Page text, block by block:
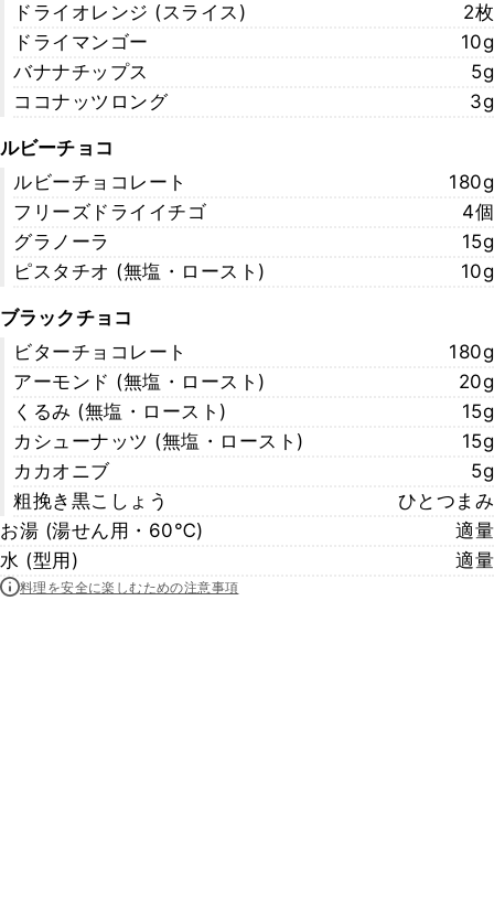
ドライオレンジ (スライス)
2枚
ドライマンゴー
10g
バナナチップス
5g
ココナッツロング
3g
ルビーチョコ
ルビーチョコレート
180g
フリーズドライイチゴ
4個
グラノーラ
15g
ピスタチオ (無塩・ロースト)
10g
ブラックチョコ
ビターチョコレート
180g
アーモンド (無塩・ロースト)
20g
くるみ (無塩・ロースト)
15g
カシューナッツ (無塩・ロースト)
15g
カカオニブ
5g
粗挽き黒こしょう
ひとつまみ
お湯 (湯せん用・60℃)
適量
水 (型用)
適量
料理を安全に楽しむための注意事項